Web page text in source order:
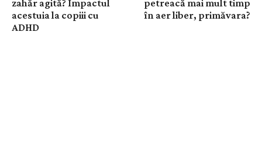
zahăr agită? Impactul
acestuia la copiii cu
ADHD
petreacă mai mult timp
în aer liber, primăvara?